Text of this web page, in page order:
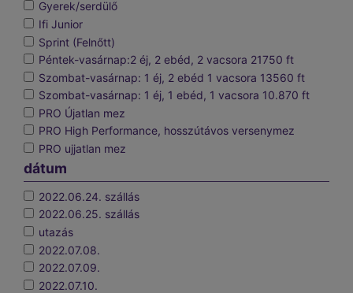
Gyerek/serdülő
Ifi Junior
Sprint (Felnőtt)
Péntek-vasárnap:2 éj, 2 ebéd, 2 vacsora 21750 ft
Szombat-vasárnap: 1 éj, 2 ebéd 1 vacsora 13560 ft
Szombat-vasárnap: 1 éj, 1 ebéd, 1 vacsora 10.870 ft
PRO Újatlan mez
PRO High Performance, hosszútávos versenymez
PRO ujjatlan mez
dátum
2022.06.24. szállás
2022.06.25. szállás
utazás
2022.07.08.
2022.07.09.
2022.07.10.